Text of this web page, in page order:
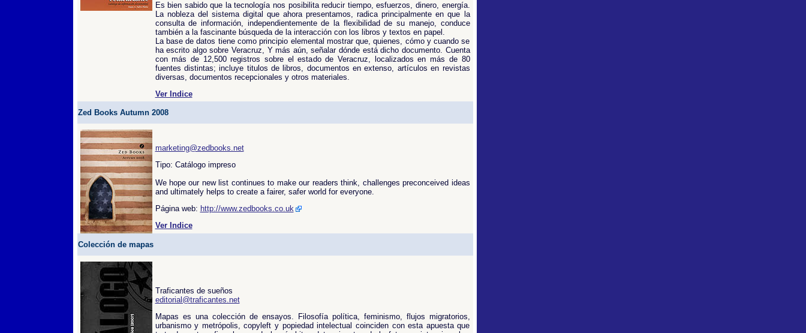
Es bien sabido que la tecnología nos posibilita reducir tiempo, esfuerzos, dinero, energía.
La nobleza del sistema digital que ahora presentamos, radica principalmente en que la
consulta de información, independientemente de la flexibilidad de su manejo, conduce
también a la fascinante búsqueda de la interacción con los libros y textos en papel.
La base de datos tiene como principio elemental mostrar que, quienes, cómo y cuando se
ha escrito algo sobre Veracruz, Y más aún, señalar dónde está dicho documento. Cuenta
con más de 12,500 registros sobre el estado de Veracruz, localizados en más de 80
fuentes distintas; incluye titulos de libros, documentos en extenso, artículos en revistas
diversas, documentos recepcionales y otros materiales.
Ver Indice
Zed Books Autumn 2008
marketing@zedbooks.net
Tipo: Catálogo impreso
We hope our new list continues to make our readers think, challenges preconceived ideas
and ultimately helps to create a fairer, safer world for everyone.
Página web: http://www.zedbooks.co.uk
Ver Indice
Colección de mapas
Traficantes de sueños
editorial@traficantes.net
Mapas es una colección de ensayos. Filosofía política, feminismo, flujos migratorios,
urbanismo y metrópolis, copyleft y popiedad intelectual coinciden con esta apuesta que